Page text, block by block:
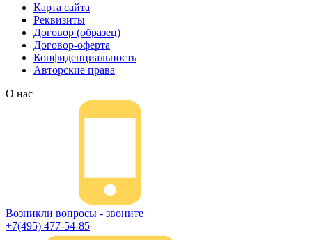
Карта сайта
Реквизиты
Договор (образец)
Договор-оферта
Конфиденциальность
Авторские права
О нас
Возникли вопросы - звоните
+7(495) 477-54-85